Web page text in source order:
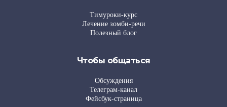
Тимуроки-курс
Лечение зомби-речи
Полезный блог
Чтобы общаться
Обсуждения
Телеграм-канал
Фейсбук-страница